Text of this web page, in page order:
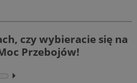
czy wybieracie się na
Przebojów!
⏵︎